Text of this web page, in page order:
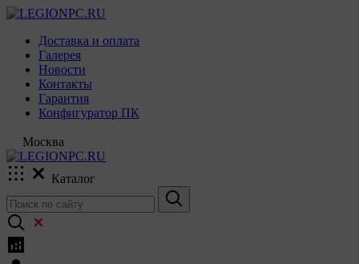
Доставка и оплата
Галерея
Новости
Контакты
Гарантия
Конфигуратор ПК
Москва
Каталог